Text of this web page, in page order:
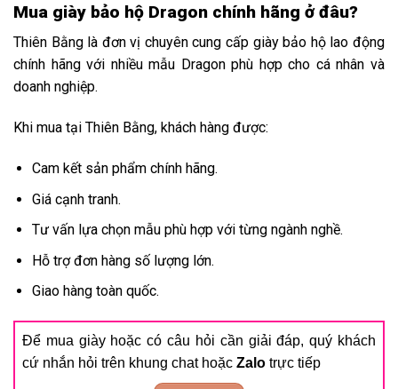
Mua giày bảo hộ Dragon chính hãng ở đâu?
Thiên Bằng là đơn vị chuyên cung cấp giày bảo hộ lao động
chính hãng với nhiều mẫu Dragon phù hợp cho cá nhân và
doanh nghiệp.
Khi mua tại Thiên Bằng, khách hàng được:
Cam kết sản phẩm chính hãng.
Giá cạnh tranh.
Tư vấn lựa chọn mẫu phù hợp với từng ngành nghề.
Hỗ trợ đơn hàng số lượng lớn.
Giao hàng toàn quốc.
Để mua giày hoặc có câu hỏi cần giải đáp, quý khách
cứ nhắn hỏi trên khung chat hoặc Zalo trực tiếp